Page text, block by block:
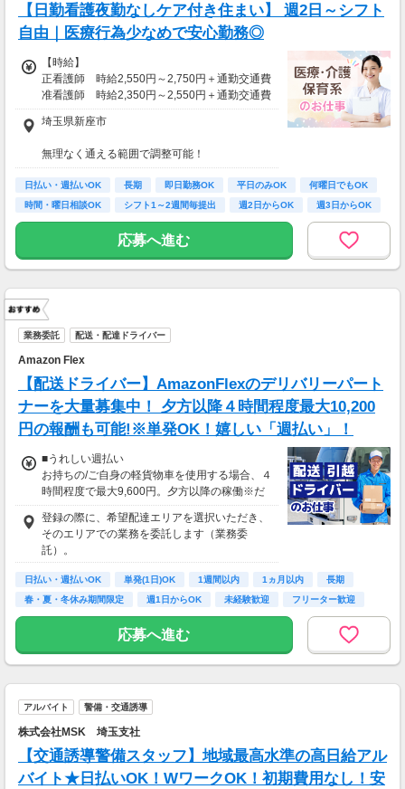
【日勤看護夜勤なしケア付き住まい】 週2日～シフト
自由｜医療行為少なめで安心勤務◎
【時給】
正看護師 時給2,550円～2,750円＋通勤交通費
准看護師 時給2,350円～2,550円＋通勤交通費
※経験資格によって変動有
月収例：時給2750円、1日8h、22日勤務=48万
4,000円
埼玉県新座市
無理なく通える範囲で調整可能！
※受動喫煙対策有（屋内禁煙）
【アクセス】
マイカー・バイク・自転車での通勤も可能◎
※規定有、ご希望の際はご相談ください！
日払い・週払いOK 長期 即日勤務OK 平日のみOK
何曜日でもOK
時間・曜日相談OK
シフト1～2週間毎提出 週2日からOK 週3日からOK
応募へ進む
業務委託 配送・配達ドライバー
Amazon Flex
【配送ドライバー】AmazonFlexのデリバリーパート
ナーを大量募集中！ 夕方以降４時間程度最大10,200
円の報酬も可能!※単発OK！嬉しい「週払い」！
■うれしい週払い
お持ちの/ご自身の軽貨物車を使用する場合、４
時間程度で最大9,600円。夕方以降の稼働※だ
と４時間程度で最大10,200円の報酬が獲得可
能！給与ではなく、委託業務に応じた報酬をお
支払いする業務委託のお仕事です。うれしい週
払い。
定。地域により異なります
払いますが、可能な場合は、より早く、週払い
で前週稼働分をお支払いします。
登録の際に、希望配達エリアを選択いただき、
そのエリアでの業務を委託します（業務委
登録の際に、希望配達エリアを選択いただき、
そのエリアでの業務を委託します（業務委
託）。
日払い・週払いOK 単発(1日)OK 1週間以内 1ヵ月以内
長期
春・夏・冬休み期間限定
週1日からOK 未経験歓迎 フリーター歓迎
応募へ進む
アルバイト 警備・交通誘導
株式会社MSK 埼玉支社
【交通誘導警備スタッフ】地域最高水準の高日給アル
バイト★日払いOK！WワークOK！初期費用なし！安